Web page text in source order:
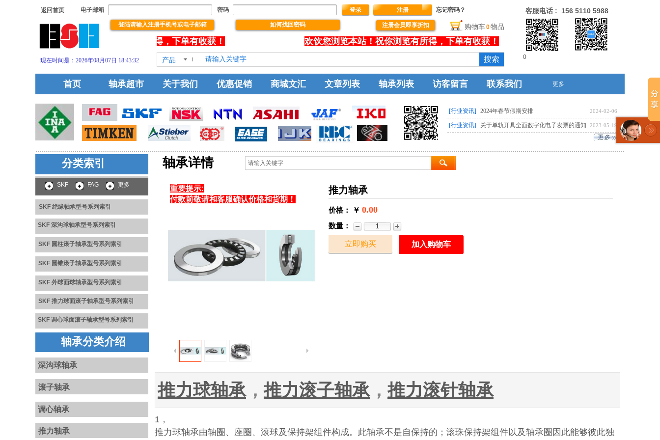
SKF 推力球面滚子轴承型号系列索引
SKF 深沟球轴承型号系列索引
首页 轴承超市 关于我们 优惠促销 商城文汇 文章列表 轴承列表 访客留言 联系我们 更多
电子邮箱 密码 登录 注册 忘记密码？
产品 搜索
购物车0物品
返回首页
现在时间是：2026年08月07日 18:43:33 0
注册会员即享折扣
欢饮您浏览本站！祝你浏览有所得，下单有收获！ 欢饮您浏览本站！祝你浏览有所得，下单有收获！ 没有文本 欢饮您浏览本站！祝
客服电话 : 156 5110 5988
登陆请输入注册手机号或电子邮箱 如何找回密码
SKF 圆柱滚子轴承型号系列索引
SKF 绝缘轴承型号系列 索引
SKF 外球面球轴承型号系列索引
HOT!
[行业资讯] 2024年春节假期安排 2024-02-06
[行业资讯] 关于单轨开具全面数字化电子发票的通知 2023-05-19
轴承详情
分类索引
推力轴承
价格： ￥ 0.00
数量：
立即购买 加入购物车
推力球轴承， 推力滚子轴承， 推力滚针轴承
1，
推力球轴承由轴圈、座圈、滚球及保持架组件构成。此轴承不是自保持的；滚珠保持架组件以及轴承圈因此能够彼此独
SKF FAG 更多
重要提示:
付款前敬请和客服确认价格和货期！
SKF 绝缘轴承型号系列索引
SKF 圆锥滚子轴承型号系列索引
SKF 调心球面滚子轴承型号系列索引
轴承分类介绍
深沟球轴承
滚子轴承
调心轴承
推力轴承